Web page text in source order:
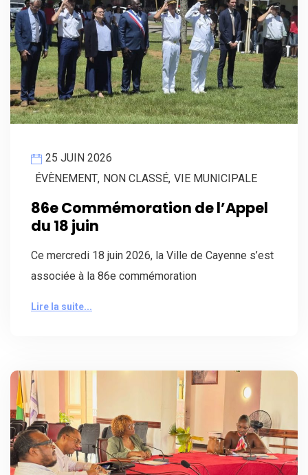
25 JUIN 2026
ÉVÈNEMENT, NON CLASSÉ, VIE MUNICIPALE
86e Commémoration de l’Appel
du 18 juin
Ce mercredi 18 juin 2026, la Ville de Cayenne s’est
associée à la 86e commémoration
Lire la suite...